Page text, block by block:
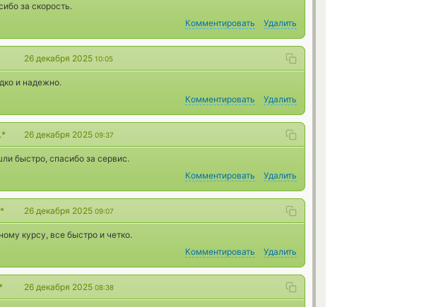
за скорость.
Комментировать
Удалить
26 декабря 2025 10:05
и надежно.
Комментировать
Удалить
26 декабря 2025 09:37
быстро, спасибо за сервис.
Комментировать
Удалить
26 декабря 2025 09:07
курсу, все быстро и четко.
Комментировать
Удалить
26 декабря 2025 08:38